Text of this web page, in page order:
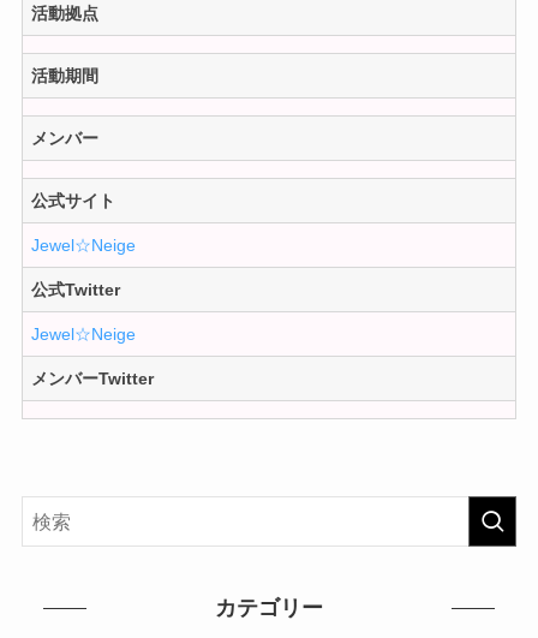
活動拠点
活動期間
メンバー
公式サイト
Jewel☆Neige
公式Twitter
Jewel☆Neige
メンバーTwitter
カテゴリー